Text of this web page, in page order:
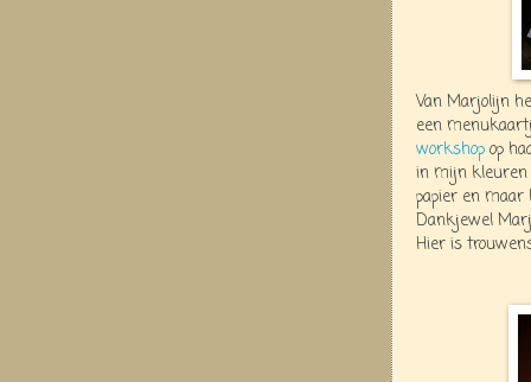
Van Marjolijn
een
workshopop
in mijn kleuren
papier en
Dankjewel
Hier is